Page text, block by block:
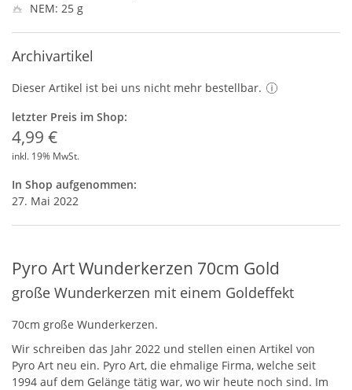
NEM: 25 g
Archivartikel
Dieser Artikel ist bei uns nicht mehr bestellbar.
letzter Preis im Shop:
4,99 €
inkl. 19% MwSt.
In Shop aufgenommen:
27. Mai 2022
Pyro Art Wunderkerzen 70cm Gold
große Wunderkerzen mit einem Goldeffekt
70cm große Wunderkerzen.
Wir schreiben das Jahr 2022 und stellen einen Artikel von
Pyro Art neu ein. Pyro Art, die ehmalige Firma, welche seit
1994 auf dem Gelänge tätig war, wo wir heute noch sind. Im